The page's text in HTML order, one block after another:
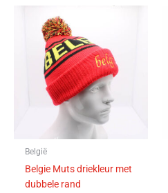
België
Belgie Muts driekleur met
dubbele rand